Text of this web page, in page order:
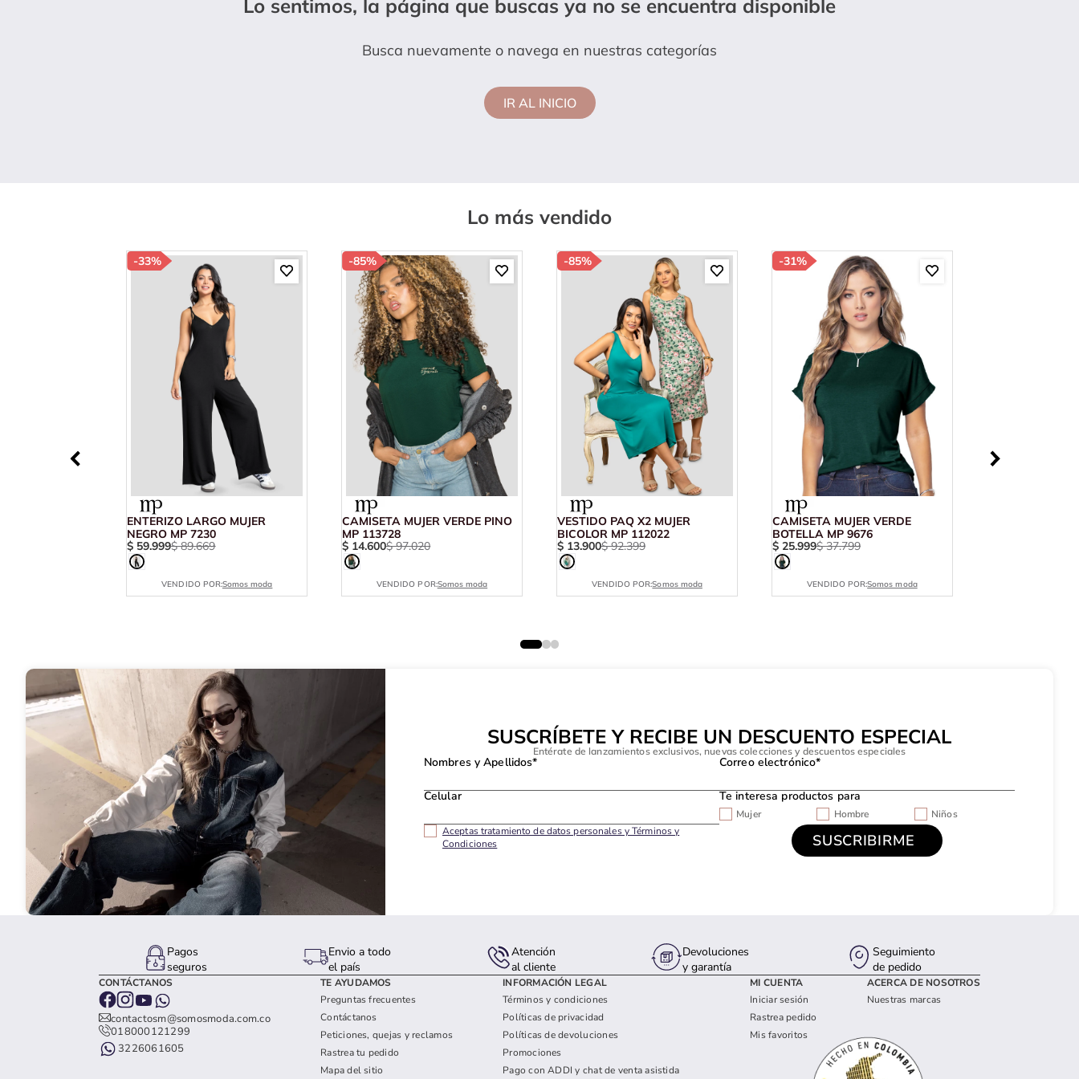
Lo sentimos, la página que buscas ya no se encuentra disponible
Busca nuevamente o navega en nuestras categorías
IR AL INICIO
Lo más vendido
-33%
ENTERIZO LARGO MUJER
NEGRO MP 7230
$ 59.999$ 89.669
VENDIDO POR:Somos moda
-85%
CAMISETA MUJER VERDE PINO
MP 113728
$ 14.600$ 97.020
VENDIDO POR:Somos moda
-85%
VESTIDO PAQ X2 MUJER
BICOLOR MP 112022
$ 13.900$ 92.399
VENDIDO POR:Somos moda
-31%
CAMISETA MUJER VERDE
BOTELLA MP 9676
$ 25.999$ 37.799
VENDIDO POR:Somos moda
SUSCRÍBETE Y RECIBE UN DESCUENTO ESPECIAL
Entérate de lanzamientos exclusivos, nuevas colecciones y descuentos especiales
Nombres y Apellidos* Correo electrónico*
Celular Te interesa productos para
Mujer Hombre
Niños
Aceptas tratamiento de datos personales y Términos y
Condiciones
Pagos
seguros
Envio a todo
el país
Atención
al cliente
Devoluciones
y garantía
Seguimiento
de pedido
CONTÁCTANOS
contactosm@somosmoda.com.co
018000121299
3226061605
TE AYUDAMOS
Preguntas frecuentes
Contáctanos
Peticiones, quejas y reclamos
Rastrea tu pedido
Mapa del sitio
INFORMACIÓN LEGAL
Términos y condiciones
Políticas de privacidad
Políticas de devoluciones
Promociones
Pago con ADDI y chat de venta asistida
MI CUENTA
Iniciar sesión
Rastrea pedido
Mis favoritos
ACERCA DE NOSOTROS
Nuestras marcas
10. short